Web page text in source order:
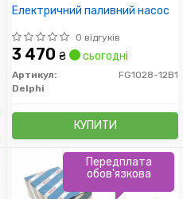
Електричний паливний насос
0 відгуків
3 470 ₴ сьогодні
Артикул:
FG1028-12B1
Delphi
КУПИТИ
Передплата
обов'язкова